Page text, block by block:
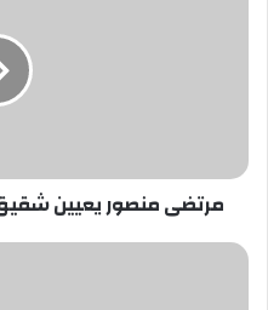
مرتضى منصور يعيين شقيق
بالصور..